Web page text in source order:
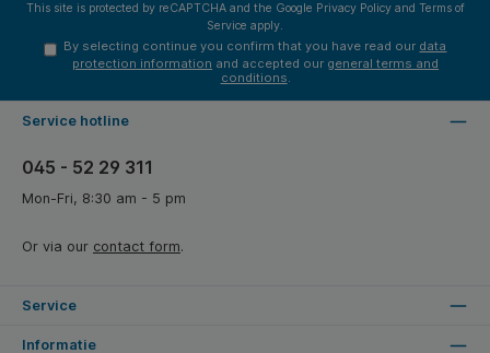
This site is protected by reCAPTCHA and the Google Privacy Policyand Terms of
Service apply.
By selecting continue you confirm that you have read our data
protection information and accepted our general terms and
conditions
Service hotline
045 - 52 29 311
Mon-Fri, 8:30 am - 5 pm
Or via our contact form.
Service
Informatie